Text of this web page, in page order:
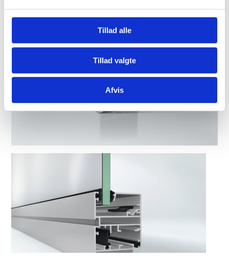
Tillad alle
Tillad valgte
Afvis